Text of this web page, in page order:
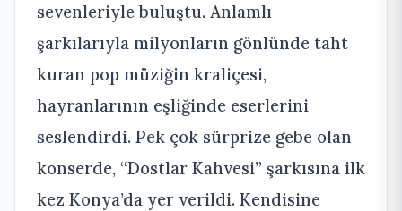
sevenleriyle buluştu. Anlamlı
şarkılarıyla milyonların gönlünde taht
kuran pop müziğin kraliçesi,
hayranlarının eşliğinde eserlerini
seslendirdi. Pek çok sürprize gebe olan
konserde, “Dostlar Kahvesi” şarkısına ilk
kez Konya’da yer verildi. Kendisine